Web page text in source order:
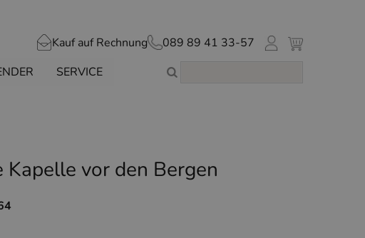
Kauf auf Rechnung
089 89 41 33-57
SERVICE
vor den Bergen